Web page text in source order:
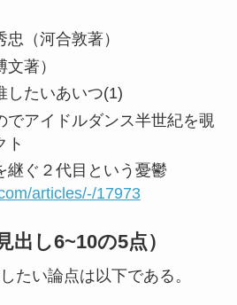
（河合敦著）
著）
したいあいつ(1)
でアイドルダンス半世紀を覗
ト
継ぐ２代目という憂鬱
articles/-/17973
出し6~10の5点）
たい論点は以下である。